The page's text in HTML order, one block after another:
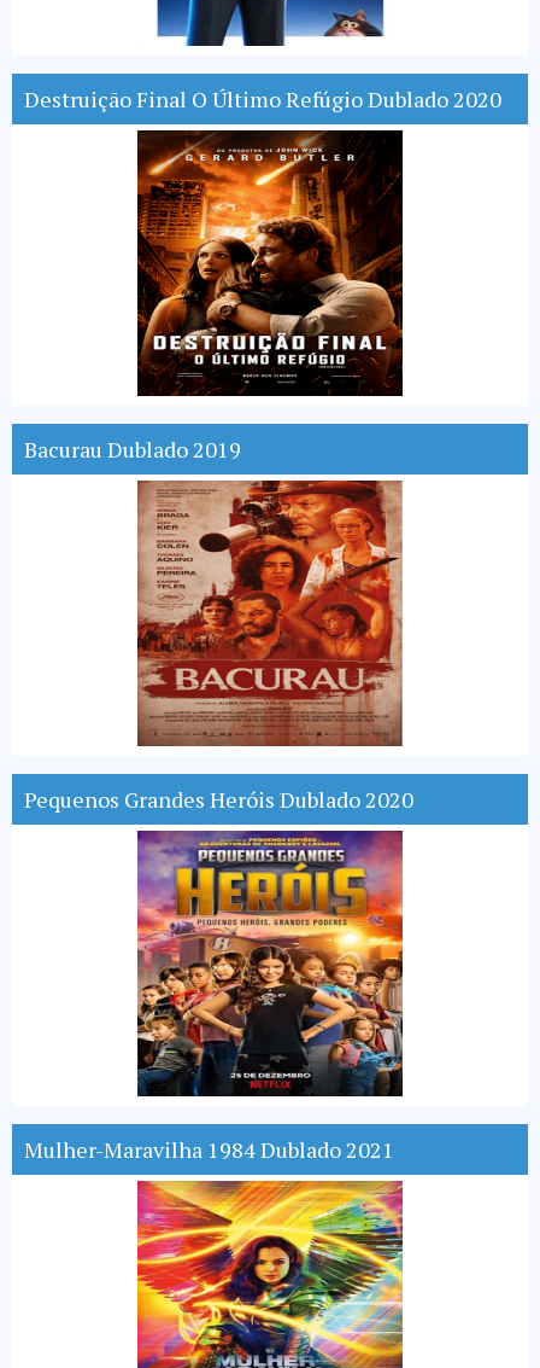
Destruição Final O Último Refúgio Dublado 2020
Bacurau Dublado 2019
Pequenos Grandes Heróis Dublado 2020
Mulher-Maravilha 1984 Dublado 2021